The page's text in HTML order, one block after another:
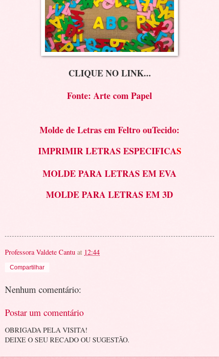
CLIQUE NO LINK...
Fonte: Arte com Papel
Molde de Letras em Feltro ouTecido:
IMPRIMIR LETRAS ESPECIFICAS
MOLDE PARA LETRAS EM EVA
MOLDE PARA LETRAS EM 3D
Professora Valdete Cantu at 12:44
Compartilhar
Nenhum comentário:
Postar um comentário
OBRIGADA PELA VISITA!
DEIXE O SEU RECADO OU SUGESTÃO.